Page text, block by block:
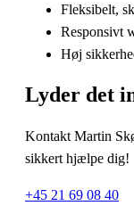
Fleksibelt,
Responsivt
Høj
Lyder det
Kontakt Martin
sikkert hjælpe dig!
+45 21 69 08 40